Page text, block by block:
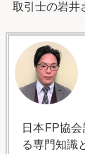
取引士の岩井
日本FP協
る専門知識